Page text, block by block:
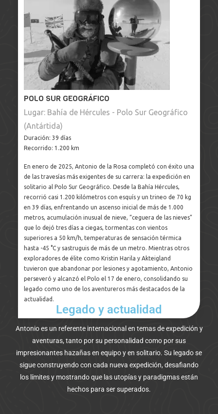
POLO SUR GEOGRÁFICO
Lugar: Bahía de Hércules - Polo Sur Geográfico
(Antártida)
Duración: 39 días
Recorrido: 1.200 km
En enero de 2025, Antonio de la Rosa completó con éxito una
de las travesías más exigentes de su carrera: la expedición en
solitario al Polo Sur Geográfico. Desde la Bahía Hércules,
recorrió casi 1.200 kilómetros con esquís y un trineo de 70 kg
en 39 días, enfrentando un ascenso inicial de más de 1.000
metros, acumulación inusual de nieve, “ceguera de las nieves”
que lo dejó tres días a ciegas, tormentas con vientos
superiores a 50 km/h, temperaturas de sensación térmica
hasta -45 °C y sastruguis de más de un metro. Mientras otros
exploradores de élite como Kristin Harila y Akteigland
tuvieron que abandonar por lesiones y agotamiento, Antonio
perseveró y alcanzó el Polo el 17 de enero, consolidando su
legado como uno de los aventureros más destacados de la
actualidad.
Legado y actualidad
Antonio es un referente internacional en temas de expedición y
aventuras, tanto por su personalidad como por sus
impresionantes hazañas en equipo y en solitario. Su legado se
sigue construyendo con cada nueva expedición, desafiando
los límites y mostrando que las utopías y paradigmas están
hechos para ser superados.